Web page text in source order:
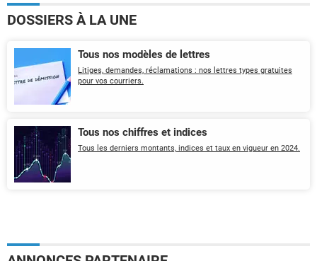
DOSSIERS À LA UNE
Tous nos modèles de lettres
Litiges, demandes, réclamations : nos lettres types gratuites
pour vos courriers.
Tous nos chiffres et indices
Tous les derniers montants, indices et taux en vigueur en 2024.